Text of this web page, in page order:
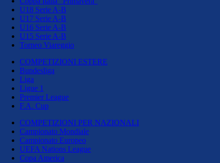
U18 Serie A-B
U17 Serie A-B
U16 Serie A-B
U15 Serie A-B
Torneo Viareggio
COMPETIZIONI ESTERE
Bundesliga
Liga
Ligue 1
Premier League
F.A. Cup
COMPETIZIONI PER NAZIONALI
Campionato Mondiale
Campionato Europeo
UEFA Nations League
Copa America